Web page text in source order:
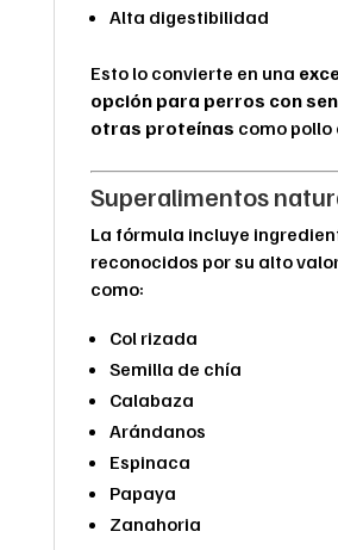
Alta digestibilidad
Esto lo convierte en una
opción para perros con
otras proteínas como pollo
Superalimentos
La fórmula incluye
reconocidos por su alto
como:
Col rizada
Semilla de chía
Calabaza
Arándanos
Espinaca
Papaya
Zanahoria